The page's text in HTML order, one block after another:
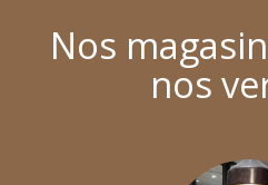
Nos
nos